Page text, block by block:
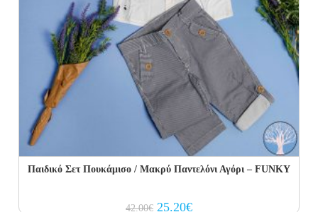
Παιδικό Σετ Πουκάμισο / Μακρύ Παντελόνι Αγόρι – FUNKY
42.00€ Original
25.20€Current